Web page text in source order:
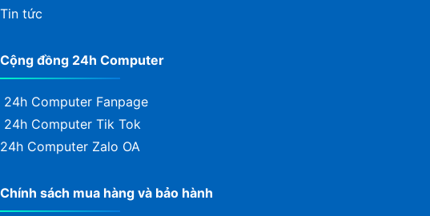
Tin tức
Cộng đồng 24h Computer
24h Computer Fanpage
24h Computer Tik Tok
24h Computer Zalo OA
Chính sách mua hàng và bảo hành